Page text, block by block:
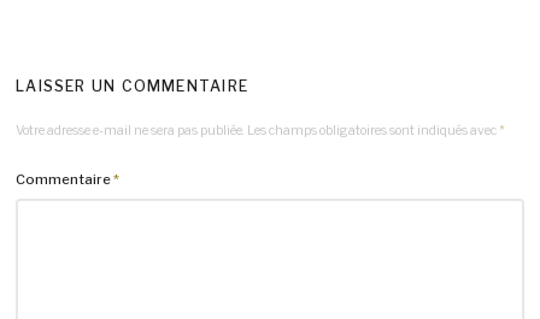
LAISSER UN COMMENTAIRE
Votre adresse e-mail ne sera pas publiée. Les champs obligatoires sont indiqués avec *
Commentaire*